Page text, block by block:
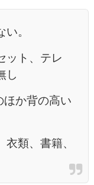
。
ット、テレ
し
ほか背の高い
衣類、書籍、